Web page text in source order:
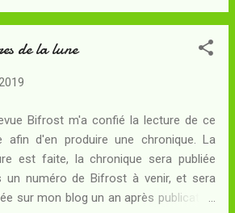
car la faible gravité a rendu les
! Comment va-t-elle garantir le
les poules ? Devra-t-elle
d'obtenir des résultats similaires... ou
trouver une toute autre idée ? Un
est l'association durable entre
et une biocénose : c'est donc un
vivant où la matière circule entre
de la lune
Bifrost m'a confié la lecture de ce
afin d'en produire une chronique. La
est faite, la chronique sera publiée
un numéro de Bifrost à venir, et sera
sur mon blog un an après publication